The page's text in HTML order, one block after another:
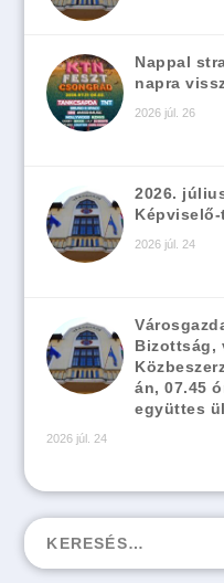
Nappal
napra
2026 júl. 26
2026.
2026 júl. 24
Bizottság,
án, 07.45
együttes
2026 júl. 24